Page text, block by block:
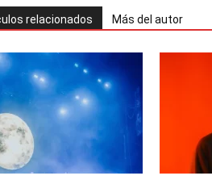
relacionados Más del autor